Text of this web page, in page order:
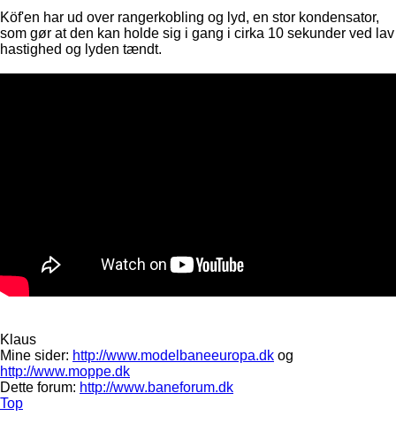
Köf'en har ud over rangerkobling og lyd, en stor kondensator,
som gør at den kan holde sig i gang i cirka 10 sekunder ved lav
hastighed og lyden tændt.
Klaus
Mine sider: http://www.modelbaneeuropa.dk og
http://www.moppe.dk
Dette forum: http://www.baneforum.dk
Top